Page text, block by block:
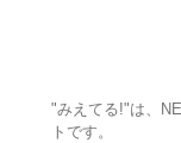
"みえてる!"は、
トです。